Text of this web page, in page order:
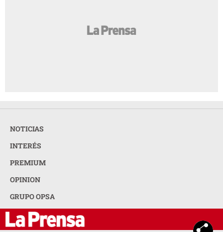
NOTICIAS
INTERÉS
PREMIUM
OPINION
GRUPO OPSA